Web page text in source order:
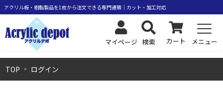
マイページ 検索 カート メニュー
TOP ログイン